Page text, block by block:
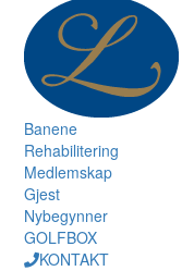
Banene
Rehabilitering
Medlemskap
Gjest
Nybegynner
GOLFBOX
KONTAKT